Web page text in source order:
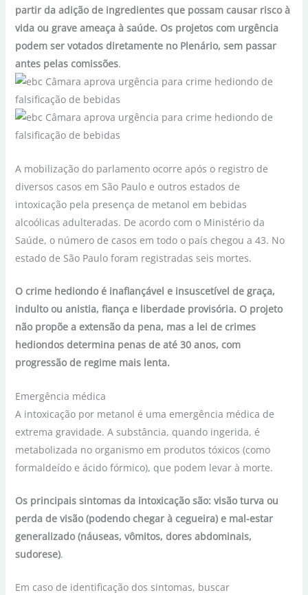
partir da adição de ingredientes que possam causar risco à
vida ou grave ameaça à saúde. Os projetos com urgência
podem ser votados diretamente no Plenário, sem passar
antes pelas comissões.
A mobilização do parlamento ocorre após o registro de
diversos casos em São Paulo e outros estados de
intoxicação pela presença de metanol em bebidas
alcoólicas adulteradas. De acordo com o Ministério da
Saúde, o número de casos em todo o país chegou a 43. No
estado de São Paulo foram registradas seis mortes.
O crime hediondo é inafiançável e insuscetível de graça,
indulto ou anistia, fiança e liberdade provisória. O projeto
não propõe a extensão da pena, mas a lei de crimes
hediondos determina penas de até 30 anos, com
progressão de regime mais lenta.
Emergência médica
A intoxicação por metanol é uma emergência médica de
extrema gravidade. A substância, quando ingerida, é
metabolizada no organismo em produtos tóxicos (como
formaldeído e ácido fórmico), que podem levar à morte.
Os principais sintomas da intoxicação são: visão turva ou
perda de visão (podendo chegar à cegueira) e mal-estar
generalizado (náuseas, vômitos, dores abdominais,
sudorese).
Em caso de identificação dos sintomas, buscar